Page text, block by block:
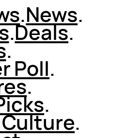
.News.
.Deals.
.
Poll.
.
.
.